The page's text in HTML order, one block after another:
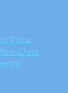
China
China